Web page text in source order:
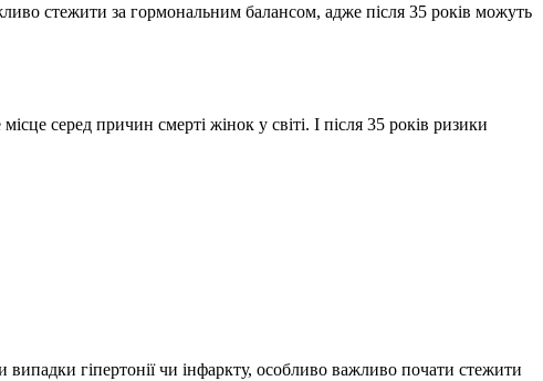
стежити за гормональним балансом, адже після 35 років можуть
серед причин смерті жінок у світі. І після 35 років ризики
гіпертонії чи інфаркту, особливо важливо почати стежити